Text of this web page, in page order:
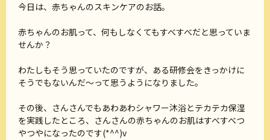
今日は、赤ちゃんのスキンケアのお話。
赤ちゃんのお肌って、何もしなくてもすべすべだと思っていま
せんか？
わたしもそう思っていたのですが、ある研修会をきっかけに
そうでもないんだ～って思うようになりました。
その後、さんさんでもあわあわシャワー沐浴とテカテカ保湿
を実践したところ、さんさんの赤ちゃんのお肌はすべすべつ
やつやになったのです(*^^)v